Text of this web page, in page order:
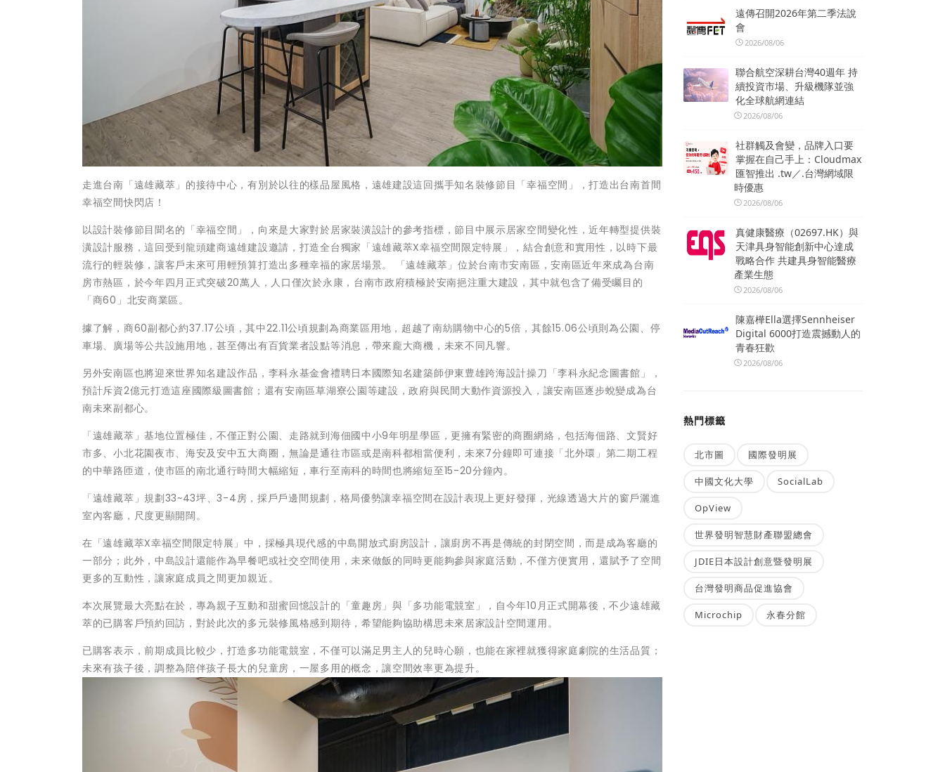
走進台南「遠雄藏萃」的接待中心，有別於以往的樣品屋風格，遠雄建設這回攜手知名裝修節目「幸福空間」，打造出台南首間
幸福空間快閃店！
以設計裝修節目聞名的「幸福空間」，向來是大家對於居家裝潢設計的參考指標，節目中展示居家空間變化性，近年轉型提供裝
潢設計服務，這回受到龍頭建商遠雄建設邀請，打造全台獨家「遠雄藏萃X幸福空間限定特展」，結合創意和實用性，以時下最
流行的輕裝修，讓客戶未來可用輕預算打造出多種幸福的家居場景。 「遠雄藏萃」位於台南市安南區，安南區近年來成為台南
房市熱區，於今年四月正式突破20萬人，人口僅次於永康，台南市政府積極於安南挹注重大建設，其中就包含了備受矚目的
「商60」北安商業區。
據了解，商60副都心約37.17公頃，其中22.11公頃規劃為商業區用地，超越了南紡購物中心的5倍，其餘15.06公頃則為公園、停
車場、廣場等公共設施用地，甚至傳出有百貨業者設點等消息，帶來龐大商機，未來不同凡響。
另外安南區也將迎來世界知名建設作品，李科永基金會禮聘日本國際知名建築師伊東豊雄跨海設計操刀「李科永紀念圖書館」，
預計斥資2億元打造這座國際級圖書館；還有安南區草湖寮公園等建設，政府與民間大動作資源投入，讓安南區逐步蛻變成為台
南未來副都心。
「遠雄藏萃」基地位置極佳，不僅正對公園、走路就到海佃國中小9年明星學區，更擁有緊密的商圈網絡，包括海佃路、文賢好
市多、小北花園夜市、海安及安中五大商圈，無論是通往市區或是南科都相當便利，未來7分鐘即可連接「北外環」第二期工程
的中華路匝道，使市區的南北通行時間大幅縮短，車行至南科的時間也將縮短至15-20分鐘內。
「遠雄藏萃」規劃33~43坪、3-4房，採戶戶邊間規劃，格局優勢讓幸福空間在設計表現上更好發揮，光線透過大片的窗戶灑進
室內客廳，尺度更顯開闊。
在「遠雄藏萃X幸福空間限定特展」中，採極具現代感的中島開放式廚房設計，讓廚房不再是傳統的封閉空間，而是成為客廳的
一部分；此外，中島設計還能作為早餐吧或社交空間使用，未來做飯的同時更能夠參與家庭活動，不僅方便實用，還賦予了空間
更多的互動性，讓家庭成員之間更加親近。
本次展覽最大亮點在於，專為親子互動和甜蜜回憶設計的「童趣房」與「多功能電競室」，自今年10月正式開幕後，不少遠雄藏
萃的已購客戶預約回訪，對於此次的多元裝修風格感到期待，希望能夠協助構思未來居家設計空間運用。
已購客表示，前期成員比較少，打造多功能電競室，不僅可以滿足男主人的兒時心願，也能在家裡就獲得家庭劇院的生活品質；
未來有孩子後，調整為陪伴孩子長大的兒童房，一屋多用的概念，讓空間效率更為提升。
遠傳召開2026年第二季法說
會
2026/08/06
聯合航空深耕台灣40週年 持
續投資市場、升級機隊並強
化全球航網連結
2026/08/06
社群觸及會變，品牌入口要
掌握在自己手上：Cloudmax
匯智推出 .tw／.台灣網域限
時優惠
2026/08/06
真健康醫療（02697.HK）與
天津具身智能創新中心達成
戰略合作 共建具身智能醫療
產業生態
2026/08/06
陳嘉樺Ella選擇Sennheiser
Digital 6000打造震撼動人的
青春狂歡
2026/08/06
熱門標籤
北市圖 國際發明展
中國文化大學 SocialLab
OpView
世界發明智慧財產聯盟總會
JDIE日本設計創意暨發明展
台灣發明商品促進協會
Microchip 永春分館